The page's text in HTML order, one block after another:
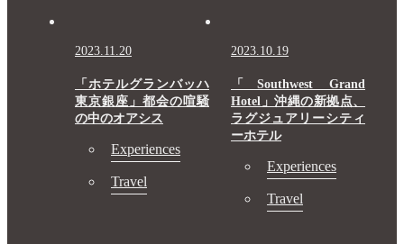
2023.11.20
「ホテルグランバッハ
東京銀座」都会の喧騒
の中のオアシス
Experiences
Travel
2023.10.19
「Southwest Grand
Hotel」沖縄の新拠点、
ラグジュアリーシティ
ーホテル
Experiences
Travel